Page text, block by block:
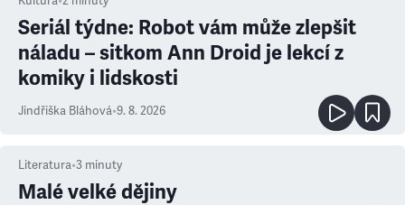
Seriál týdne: Robot vám může zlepšit
náladu – sitkom Ann Droid je lekcí z
komiky i lidskosti
Jindřiška Bláhová•9. 8. 2026
Literatura•3 minuty
Malé velké dějiny